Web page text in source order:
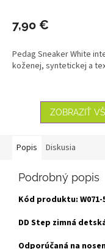
7,90 €
Pedag Sneaker White
koženej, syntetickej a
ZOBRAZIŤ
Popis Diskusia
Podrobný popis
Kód produktu: W071-
DD Step zimná
Odporúčaná na